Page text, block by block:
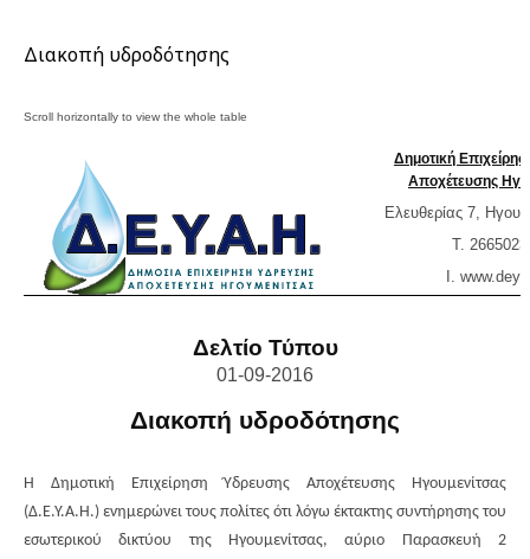
Διακοπή υδροδότησης
Δημοτική
Αποχέτευσης
Ελευθερίας 7,
T.
Ι. www.
Δελτίο Τύπου
01-09-2016
Διακοπή υδροδότησης
Η Δημοτική Επιχείρηση Ύδρευσης Αποχέτευσης Ηγουμενίτσας
(Δ.Ε.Υ.Α.Η.) ενημερώνει τους πολίτες ότι λόγω έκτακτης συντήρησης του
εσωτερικού δικτύου της Ηγουμενίτσας, αύριο Παρασκευή 2